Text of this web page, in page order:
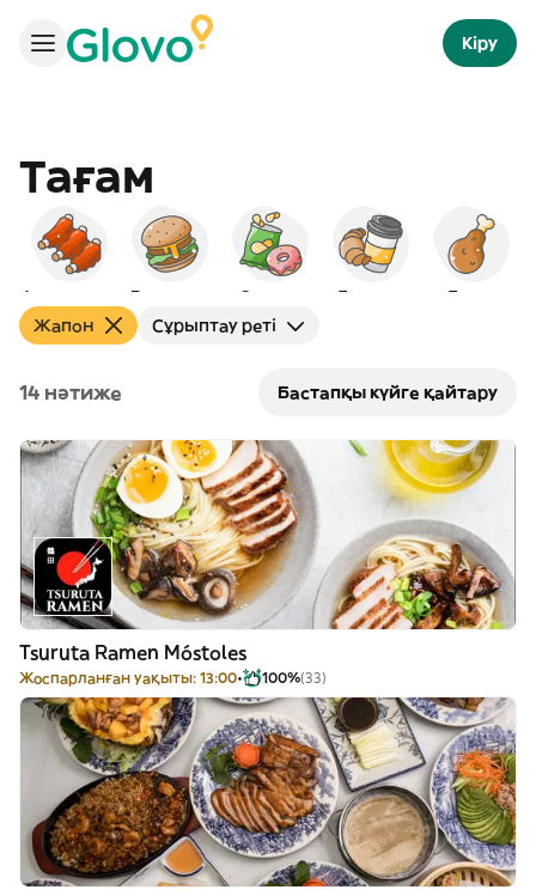
Кіру
Тағам
Америкалық Бургерлер Снэктер Таңғы ас Тауық
Жапон Сұрыптау реті
14 нәтиже Бастапқы күйге қайтару
Tsuruta Ramen Móstoles
Жоспарланған уақыты: 13:00 100%(33)